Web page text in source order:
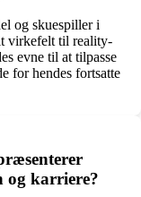
og skuespiller i
virkefelt til reality-
evne til at tilpasse
for hendes fortsatte
og karriere?